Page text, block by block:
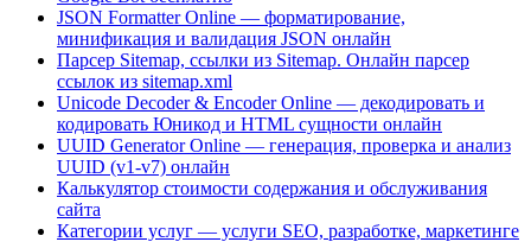
JSON Formatter Online — форматирование,
минификация и валидация JSON онлайн
Парсер Sitemap, ссылки из Sitemap. Онлайн парсер
ссылок из sitemap.xml
Unicode Decoder & Encoder Online — декодировать и
кодировать Юникод и HTML сущности онлайн
UUID Generator Online — генерация, проверка и анализ
UUID (v1-v7) онлайн
Калькулятор стоимости содержания и обслуживания
сайта
Категории услуг — услуги SEO, разработке, маркетинге